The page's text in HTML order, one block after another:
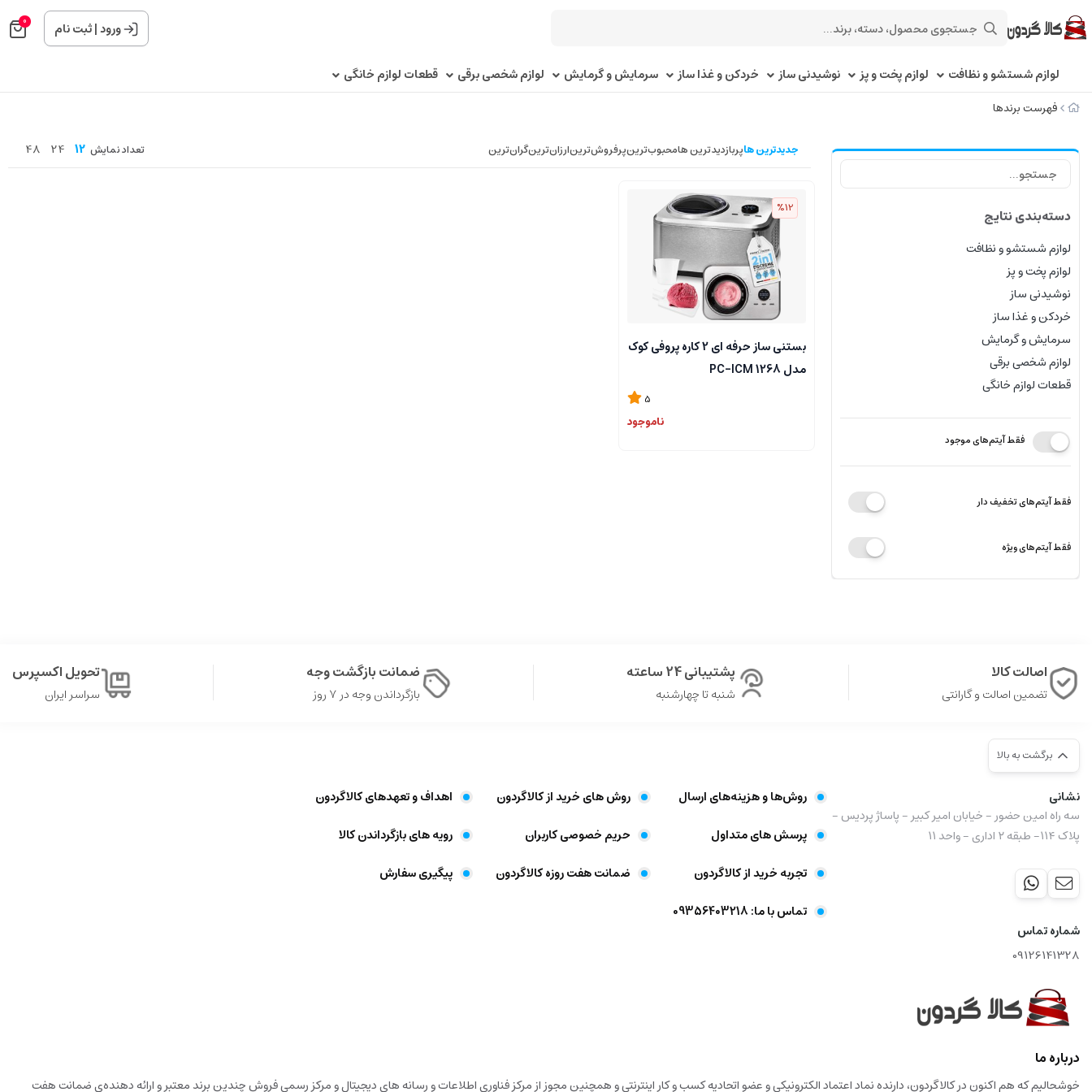
ورود|ثبت نام 0
لوازم شستشو و نظافت لوازم پخت و پز نوشیدنی ساز خردکن و غذا ساز سرمایش و گرمایش لوازم شخصی برقی قطعات لوازم خانگی
فهرست برندها
دسته‌بندی نتایج
لوازم شستشو و نظافت
لوازم پخت و پز
نوشیدنی ساز
خردکن و غذا ساز
سرمایش و گرمایش
لوازم شخصی برقی
قطعات لوازم خانگی
فقط آیتم‌های موجود
فقط آیتم‌های تخفیف دار
فقط آیتم‌های ویژه
جدیدترین هاپربازدیدترین هامحبوب‌‌ترینپرفروش‌ترینارزان‌ترینگران‌ترین تعداد نمایش 12
24
48
%12
بستنی ساز حرفه ای 2 کاره پروفی کوک
مدل PC-ICM 1268
5
ناموجود
اصالت کالا
تضمین اصالت و گارانتی
پشتیبانی 24 ساعته
شنبه تا چهارشنبه
ضمانت بازگشت وجه
بازگرداندن وجه در ۷ روز
تحویل اکسپرس
سراسر ایران
برگشت به بالا
نشانی
سه راه امین حضور - خیابان امیر کبیر - پاساژ پردیس -
پلاک ۱۱۴- طبقه ۲ اداری - واحد ۱۱
شماره تماس
09126141328
روش‌ها و هزینه‌های ارسال روش های خرید از کالاگردون
اهداف و تعهد‌های کالاگردون
پرسش های متداول
حریم خصوصی کاربران
رویه های بازگرداندن کالا
تجربه خرید از کالاگردون
ضمانت هفت روزه کالاگردون
پیگیری سفارش
تماس با ما: 09356403218
درباره ما
خوشحالیم که هم اکنون در کالاگردون، دارنده نماد اعتماد الکترونیکی و عضو اتحادیه کسب و کار اینترنتی و همچنین مجوز از مرکز فناوری اطلاعات و رسانه های دیجیتال و مرکز رسمی فروش چندین برند معتبر و ارائه دهنده‌ی ضمانت هفت